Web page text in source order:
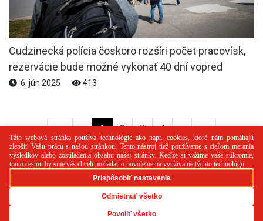
Cudzinecká polícia čoskoro rozšíri počet pracovísk,
rezervácie bude možné vykonať 40 dní vopred
6. jún 2025 413
<< < 1 2 3 4 > >>
PR článok